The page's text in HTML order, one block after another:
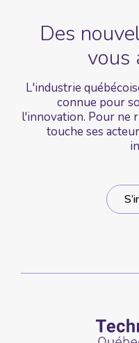
Des
vous
L'industrie
connue pour
l'innovation. Pour ne
touche ses